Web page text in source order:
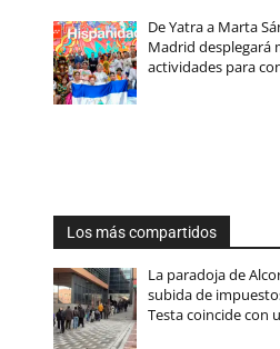
De Yatra a Marta
Madrid desplegará
actividades para
Los más compartidos
La paradoja de
subida de
Testa coincide con